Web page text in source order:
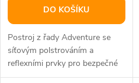
DO KOŠÍKU
Postroj z řady Adventure se
síťovým polstrováním a
reflexními prvky pro bezpečné
užívání.